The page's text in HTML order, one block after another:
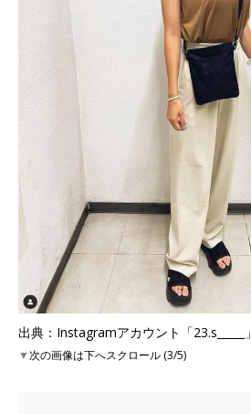
出典：Instagramアカウント「23.s_____」
▼次の画像は下へスクロール (3/5)